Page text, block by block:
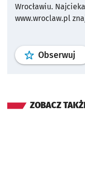
Wrocławiu.
www.wroclaw.pl
Obserwuj
ZOBACZ